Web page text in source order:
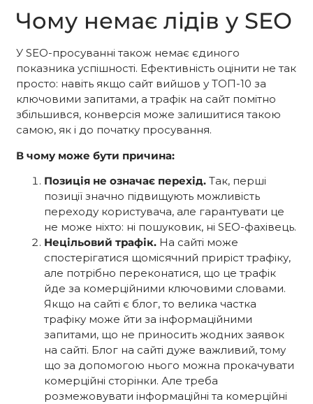
Чому немає лідів у SEO
У SEO-просуванні також немає єдиного
показника успішності. Ефективність оцінити не так
просто: навіть якщо сайт вийшов у ТОП-10 за
ключовими запитами, а трафік на сайт помітно
збільшився, конверсія може залишитися такою
самою, як і до початку просування.
В чому може бути причина:
Позиція не означає перехід. Так, перші
позиції значно підвищують можливість
переходу користувача, але гарантувати це
не може ніхто: ні пошуковик, ні SEO-фахівець.
Нецільовий трафік. На сайті може
спостерігатися щомісячний приріст трафіку,
але потрібно переконатися, що це трафік
йде за комерційними ключовими словами.
Якщо на сайті є блог, то велика частка
трафіку може йти за інформаційними
запитами, що не приносить жодних заявок
на сайті. Блог на сайті дуже важливий, тому
що за допомогою нього можна прокачувати
комерційні сторінки. Але треба
розмежовувати інформаційні та комерційні